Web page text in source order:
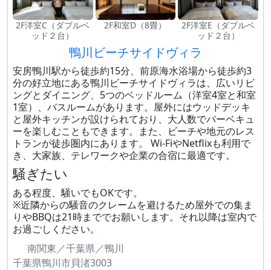
2F洋室C（ダブルベ
ッド２台）
2F和室D（8畳）
2F洋室E（ダブルベ
ッド２台）
鴨川ビーチサイドヴィラ
安房鴨川駅から徒歩約15分、前原海水浴場から徒歩約3
分の好立地にある鴨川ビーチサイドヴィラは、広いリビ
ングとダイニング、5つのベッドルーム（洋室4室と和室
1室）、バスルームがあります。屋外にはウッドデッキ
と屋外キッチンが設けられており、大人数でバーベキュ
ーを楽しむこともできます。また、ビーチや地元のレス
トランが徒歩圏内にあります。 Wi-FiやNetflixも利用で
き、大家族、テレワークや企業の合宿に最適です。
騒ぎたい
ある程度、騒いでもOKです。
※近隣からの騒音のクレームを避けるため屋外での集ま
りやBBQは21時まででお願いします。それ以降は室内で
お過ごしください。
南関東／千葉県／鴨川
千葉県鴨川市貝渚3003